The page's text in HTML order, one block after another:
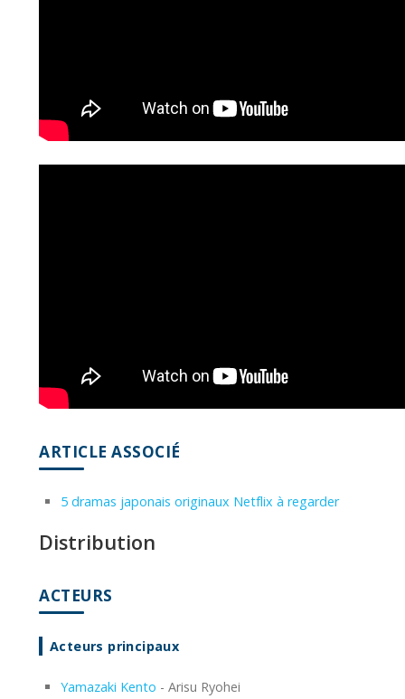
ARTICLE ASSOCIÉ
5 dramas japonais originaux Netflix à regarder
Distribution
ACTEURS
Acteurs principaux
Yamazaki Kento - Arisu Ryohei